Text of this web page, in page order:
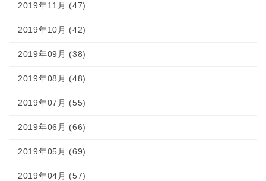
2019年11月 (47)
2019年10月 (42)
2019年09月 (38)
2019年08月 (48)
2019年07月 (55)
2019年06月 (66)
2019年05月 (69)
2019年04月 (57)